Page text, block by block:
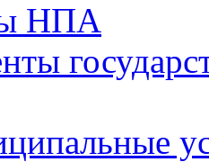
НПА